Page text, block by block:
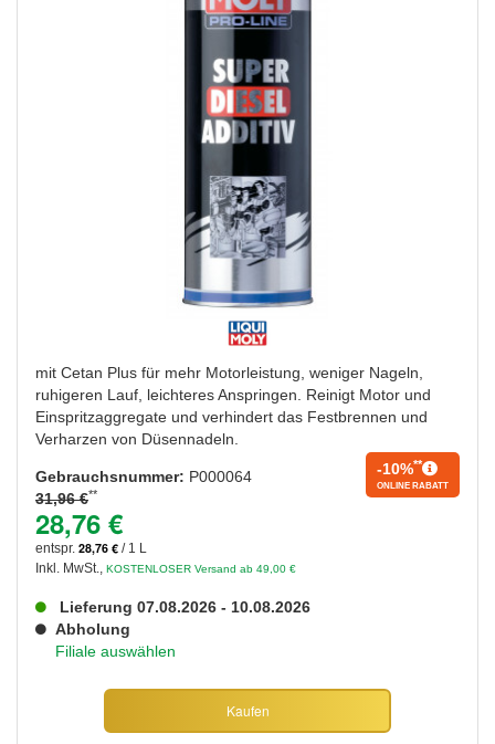
mit Cetan Plus für mehr Motorleistung, weniger Nageln,
ruhigeren Lauf, leichteres Anspringen. Reinigt Motor und
Einspritzaggregate und verhindert das Festbrennen und
Verharzen von Düsennadeln.
Gebrauchsnummer: P000064
31,96 €**
-10%**
ONLINE RABATT
28,76 €
entspr. 28,76 € / 1 L
Inkl. MwSt., KOSTENLOSER Versand ab 49,00 €
Lieferung 07.08.2026 - 10.08.2026
Abholung
Filiale auswählen
Kaufen